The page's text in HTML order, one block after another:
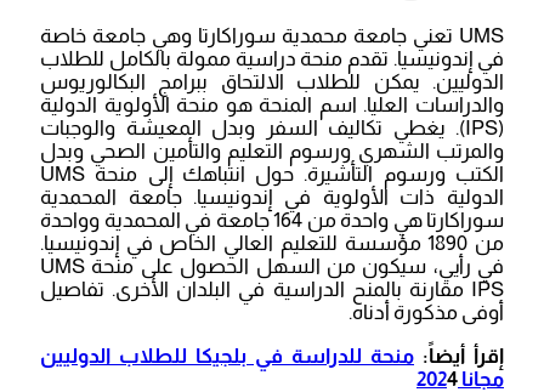
UMS تعني جامعة محمدية سوراكارتا وهي جامعة خاصة
في إندونيسيا. تقدم منحة دراسية ممولة بالكامل للطلاب
الدوليين. يمكن للطلاب الالتحاق ببرامج البكالوريوس
والدراسات العليا. اسم المنحة هو منحة الأولوية الدولية
(IPS). يغطي تكاليف السفر وبدل المعيشة والوجبات
والمرتب الشهري ورسوم التعليم والتأمين الصحي وبدل
الكتب ورسوم التأشيرة. حول انتباهك إلى منحة UMS
الدولية ذات الأولوية في إندونيسيا. جامعة المحمدية
سوراكارتا هي واحدة من 164 جامعة في المحمدية وواحدة
من 1890 مؤسسة للتعليم العالي الخاص في إندونيسيا.
في رأيي، سيكون من السهل الحصول على منحة UMS
IPS مقارنة بالمنح الدراسية في البلدان الأخرى. تفاصيل
أوفى مذكورة أدناه.
إقرأ أيضاً: منحة للدراسة في بلجيكا للطلاب الدوليين
مجانا 202 4